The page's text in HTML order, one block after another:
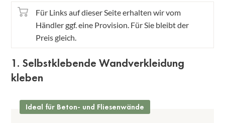
Für Links auf dieser Seite erhalten wir vom
Händler ggf. eine Provision. Für Sie bleibt der
Preis gleich.
1. Selbstklebende Wandverkleidung
kleben
Ideal für Beton- und Fliesenwände